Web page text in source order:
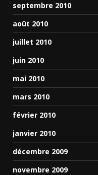
septembre 2010
août 2010
juillet 2010
juin 2010
mai 2010
mars 2010
février 2010
janvier 2010
décembre 2009
novembre 2009